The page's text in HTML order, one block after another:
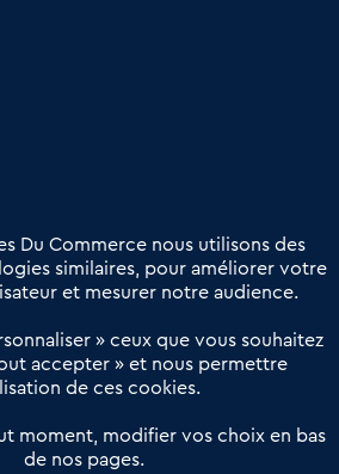
national dédié aux transactions
au service du commerce de
Du Commerce nous utilisons des
similaires, pour améliorer votre
et mesurer notre audience.
» ceux que vous souhaitez
accepter » et nous permettre
de ces cookies.
moment, modifier vos choix en bas
de nos pages.